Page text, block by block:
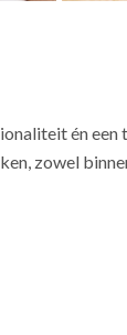
én een
zowel